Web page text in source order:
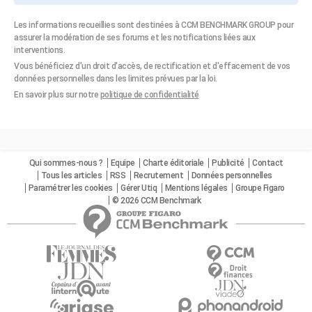
Les informations recueillies sont destinées à CCM BENCHMARK GROUP pour
assurer la modération de ses forums et les notifications liées aux
interventions.
Vous bénéficiez d'un droit d'accès, de rectification et d'effacement de vos
données personnelles dans les limites prévues par la loi.
En savoir plus sur notre politique de confidentialité
Qui sommes-nous ? Equipe Charte éditoriale Publicité
Contact
Tous les articles
RSS Recrutement
Données personnelles
Paramétrer les cookies
Gérer Utiq Mentions légales
Groupe Figaro
© 2026 CCM Benchmark